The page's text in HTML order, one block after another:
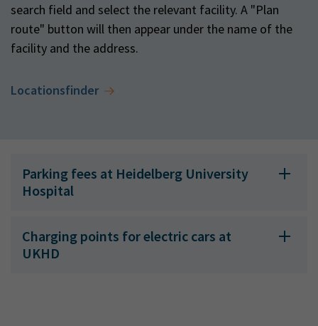
search field and select the relevant facility. A "Plan
route" button will then appear under the name of the
facility and the address.
Locationsfinder
Parking fees at Heidelberg University
Hospital
Charging points for electric cars at
UKHD